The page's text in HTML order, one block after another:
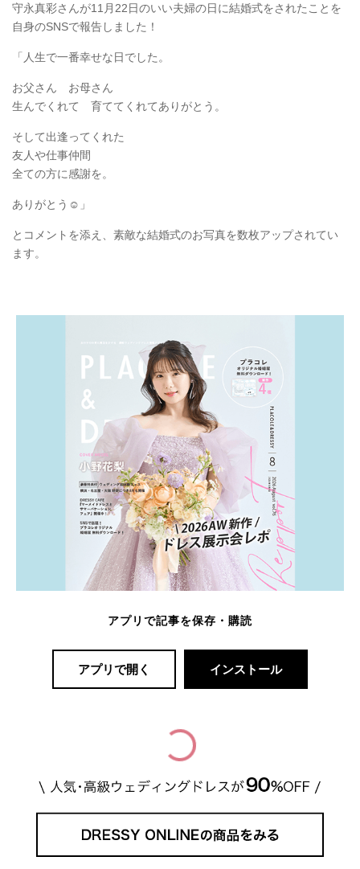
守永真彩さんが11月22日のいい夫婦の日に結婚式をされたことを
自身のSNSで報告しました！
「人生で一番幸せな日でした。
お父さん お母さん
生んでくれて 育ててくれてありがとう。
そして出逢ってくれた
友人や仕事仲間
全ての方に感謝を。
ありがとう☺️」
とコメントを添え、素敵な結婚式のお写真を数枚アップされてい
ます。
アプリで記事を保存・購読
アプリで開く インストール